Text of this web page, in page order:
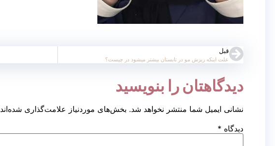
قبل
علت اینکه ریزش مو در تابستان بیشتر میشود در چیست؟
دیدگاهتان را بنویسید
نشانی ایمیل شما منتشر نخواهد شد. بخش‌های موردنیاز علامت‌گذاری شده‌اند
دیدگاه *